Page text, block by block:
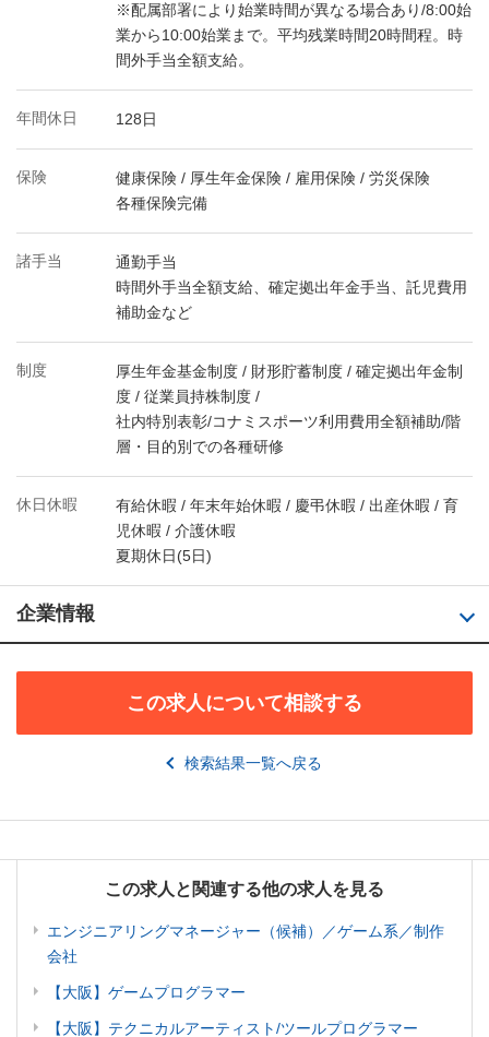
※配属部署により始業時間が異なる場合あり/8:00始
業から10:00始業まで。平均残業時間20時間程。時
間外手当全額支給。
年間休日 128日
保険
健康保険 / 厚生年金保険 / 雇用保険 / 労災保険
各種保険完備
諸手当
通勤手当
時間外手当全額支給、確定拠出年金手当、託児費用
補助金など
制度
厚生年金基金制度 / 財形貯蓄制度 / 確定拠出年金制
度 / 従業員持株制度 /
社内特別表彰/コナミスポーツ利用費用全額補助/階
層・目的別での各種研修
休日休暇
有給休暇 / 年末年始休暇 / 慶弔休暇 / 出産休暇 / 育
児休暇 / 介護休暇
夏期休日(5日)
企業情報
この求人について相談する
検索結果一覧へ戻る
この求人と関連する他の求人を見る
エンジニアリングマネージャー（候補）／ゲーム系／制作
会社
【大阪】ゲームプログラマー
【大阪】テクニカルアーティスト/ツールプログラマー